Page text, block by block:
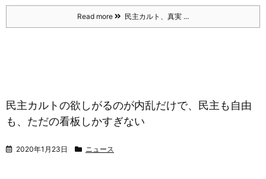
Read more 民主カルト、真実 ...
民主カルトの欲しがるのが内乱だけで、民主も自由
も、ただの看板しかすぎない
2020年1月23日 ニュース